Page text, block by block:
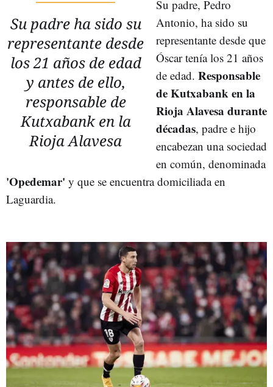
Su padre ha sido su
representante desde
los 21 años de edad
y antes de ello,
responsable de
Kutxabank en la
Rioja Alavesa
Su padre, Pedro
Antonio, ha sido su
representante desde que
Óscar tenía los 21 años
de edad. Responsable
de Kutxabank en la
Rioja Alavesa durante
décadas, padre e hijo
encabezan una sociedad
en común, denominada
'Opedemar' y que se encuentra domiciliada en
Laguardia.